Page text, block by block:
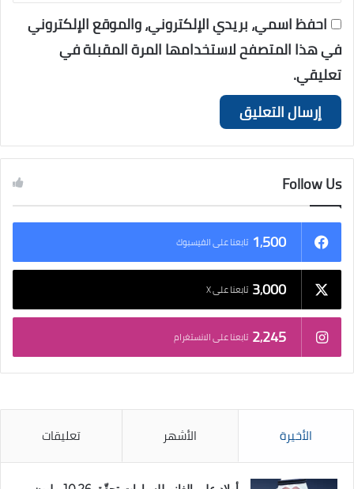
احفظ اسمي، بريدي الإلكتروني، والموقع الإلكتروني
في هذا المتصفح لاستخدامها المرة المقبلة في
تعليقي.
Follow Us
1٬500 تابعنا على الفيسبوك
3٬000 تابعنا على X
2٬245 تابعنا على الانستغرام
الأخيرة الأشهر تعليقات